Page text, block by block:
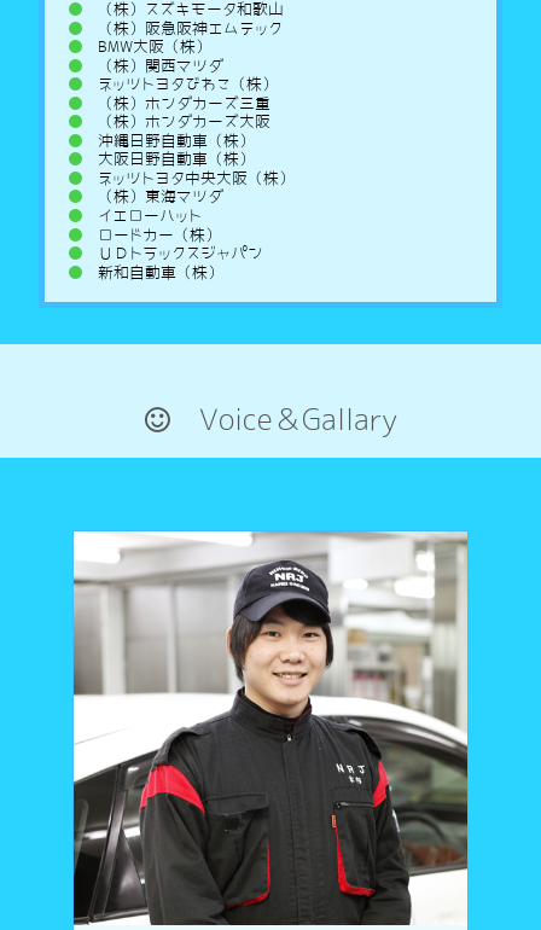
（株）スズキモータ和歌山
（株）阪急阪神エムテック
BMW大阪（株）
（株）関西マツダ
ネッツトヨタびわこ（株）
（株）ホンダカーズ三重
（株）ホンダカーズ大阪
沖縄日野自動車（株）
大阪日野自動車（株）
ネッツトヨタ中央大阪（株）
（株）東海マツダ
イエローハット
ロードカー（株）
ＵＤトラックスジャパン
新和自動車（株）
Voice＆Gallary